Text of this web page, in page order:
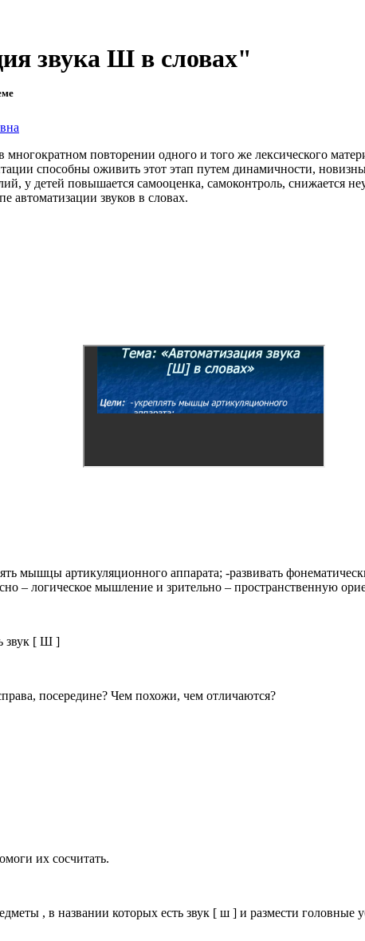
звука Ш в словах"
многократном повторении одного и того же лексического
способны оживить этот этап путем динамичности,
у детей повышается самооценка, самоконтроль, снижается
автоматизации звуков в словах.
мышцы артикуляционного аппарата; -развивать
– логическое мышление и зрительно – пространственную
звук [ Ш ]
посередине? Чем похожи, чем отличаются?
их сосчитать.
, в названии которых есть звук [ ш ] и размести головные